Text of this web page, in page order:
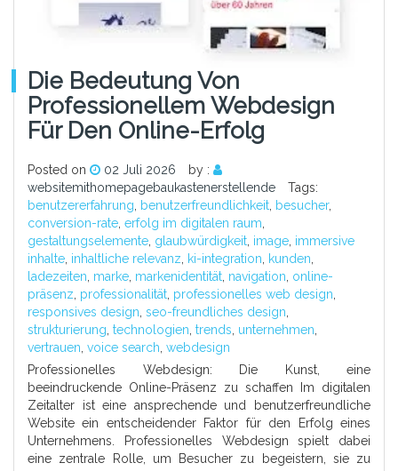
Die Bedeutung Von
Professionellem Webdesign
Für Den Online-Erfolg
Posted on 02 Juli 2026
by :
websitemithomepagebaukastenerstellende
Tags:
benutzererfahrung
benutzerfreundlichkeit besucher,
conversion-rate erfolg im digitalen raum
gestaltungselemente glaubwürdigkeit image immersive
inhalte inhaltliche relevanz ki-integration kunden
ladezeiten marke markenidentität navigation online-
präsenz professionalität professionelles web design
responsives design seo-freundliches design
strukturierung technologien trends unternehmen
vertrauen voice search webdesign
Professionelles Webdesign: Die Kunst, eine
beeindruckende Online-Präsenz zu schaffen Im digitalen
Zeitalter ist eine ansprechende und benutzerfreundliche
Website ein entscheidender Faktor für den Erfolg eines
Unternehmens. Professionelles Webdesign spielt dabei
eine zentrale Rolle, um Besucher zu begeistern, sie zu